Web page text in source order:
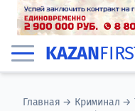
KAZAN
Главная → Криминал →